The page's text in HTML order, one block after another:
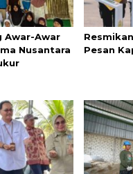
Awar-Awar
Nusantara
Pesan